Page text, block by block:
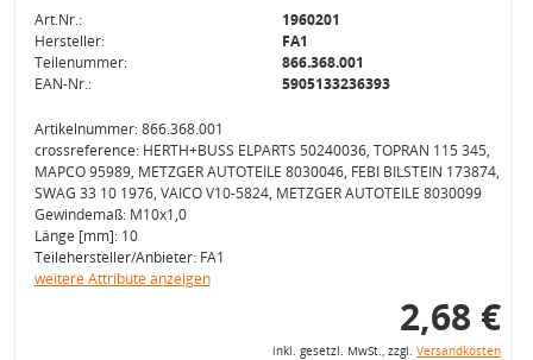
Art.Nr.:
1960201
Hersteller:
FA1
Teilenummer:
866.368.001
EAN-Nr.:
5905133236393
Artikelnummer: 866.368.001
crossreference: HERTH+BUSS ELPARTS 50240036, TOPRAN 115 345,
MAPCO 95989, METZGER AUTOTEILE 8030046, FEBI BILSTEIN 173874,
SWAG 33 10 1976, VAICO V10-5824, METZGER AUTOTEILE 8030099
Gewindemaß: M10x1,0
Länge [mm]: 10
Teilehersteller/Anbieter: FA1
weitere Attribute anzeigen
2,68 €
inkl. gesetzl. MwSt., zzgl. Versandkosten